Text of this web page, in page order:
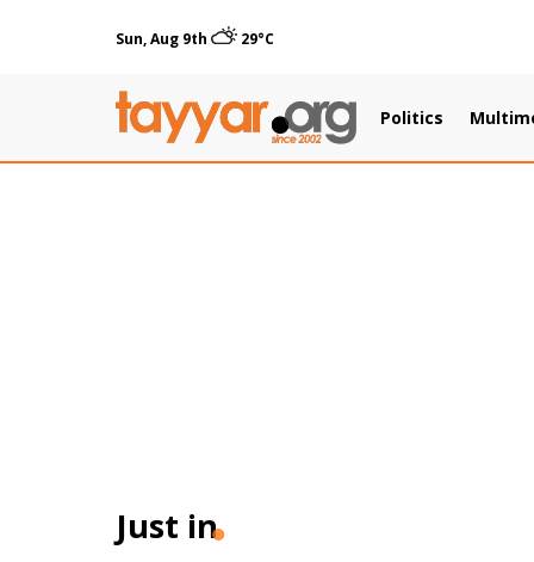
Sun, Aug 9th 29°C
Politics
Just in